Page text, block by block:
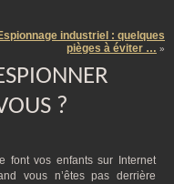
industriel : quelques
pièges à éviter … »
?
font vos enfants sur Internet
vous n’êtes pas derrière